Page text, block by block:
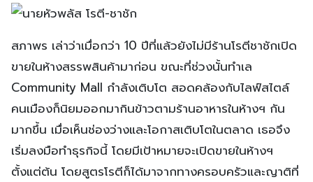
สภาพร เล่าว่าเมื่อกว่า 10 ปีที่แล้วยังไม่มีร้านโรตีชาชักเปิด
ขายในห้างสรรพสินค้ามาก่อน ขณะที่ช่วงนั้นทำเล
Community Mall กำลังเติบโต สอดคล้องกับไลฟ์สไตล์
คนเมืองก็นิยมออกมากินข้าวตามร้านอาหารในห้างฯ กัน
มากขึ้น เมื่อเห็นช่องว่างและโอกาสเติบโตในตลาด เธอจึง
เริ่มลงมือทำธุรกิจนี้ โดยมีเป้าหมายจะเปิดขายในห้างฯ
ตั้งแต่ต้น โดยสูตรโรตีก็ได้มาจากทางครอบครัวและญาติที่